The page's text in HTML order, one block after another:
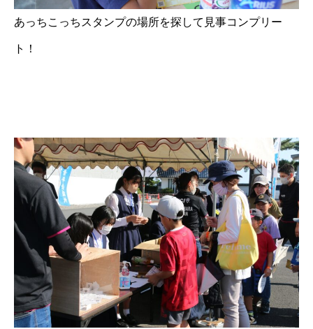
あっちこっちスタンプの場所を探して見事コンプリー
ト！